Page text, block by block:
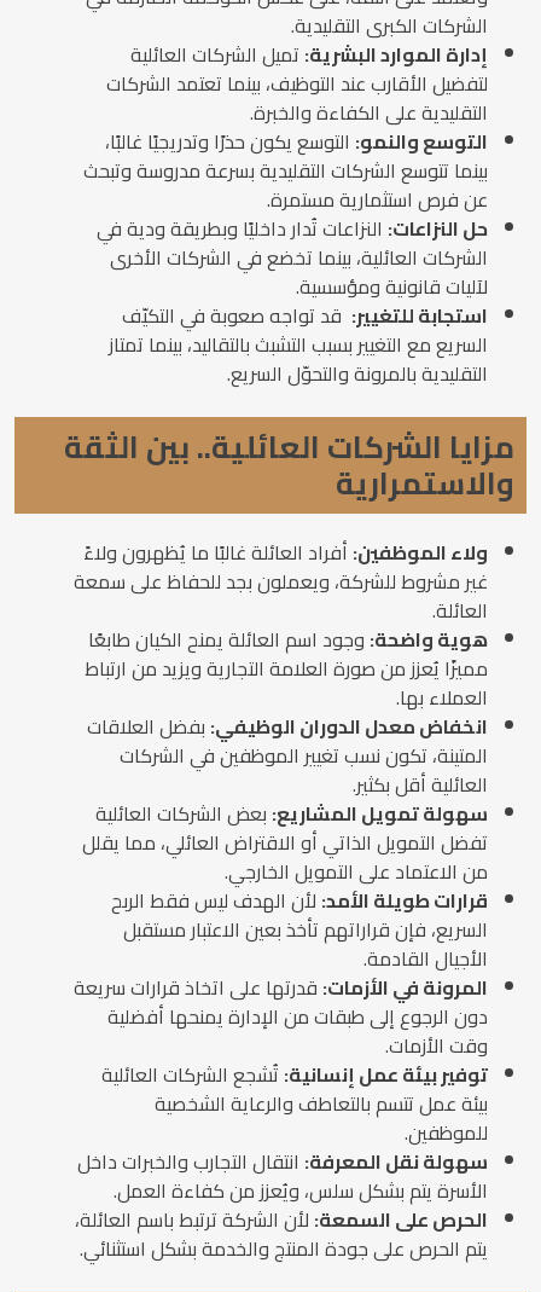
الشركات الكبرى التقليدية.
إدارة الموارد البشرية: تميل الشركات العائلية
لتفضيل الأقارب عند التوظيف، بينما تعتمد الشركات
التقليدية على الكفاءة والخبرة.
التوسع والنمو: التوسع يكون حذرًا وتدريجيًا غالبًا،
بينما تتوسع الشركات التقليدية بسرعة مدروسة وتبحث
عن فرص استثمارية مستمرة.
حل النزاعات: النزاعات تُدار داخليًا وبطريقة ودية في
الشركات العائلية، بينما تخضع في الشركات الأخرى
لآليات قانونية ومؤسسية.
استجابة للتغيير: قد تواجه صعوبة في التكيّف
السريع مع التغيير بسبب التشبث بالتقاليد، بينما تمتاز
التقليدية بالمرونة والتحوّل السريع.
مزايا الشركات العائلية.. بين الثقة
والاستمرارية
ولاء الموظفين: أفراد العائلة غالبًا ما يُظهرون ولاءً
غير مشروط للشركة، ويعملون بجد للحفاظ على سمعة
العائلة.
هوية واضحة: وجود اسم العائلة يمنح الكيان طابعًا
مميزًا يُعزز من صورة العلامة التجارية ويزيد من ارتباط
العملاء بها.
انخفاض معدل الدوران الوظيفي: بفضل العلاقات
المتينة، تكون نسب تغيير الموظفين في الشركات
العائلية أقل بكثير.
سهولة تمويل المشاريع: بعض الشركات العائلية
تفضل التمويل الذاتي أو الاقتراض العائلي، مما يقلل
من الاعتماد على التمويل الخارجي.
قرارات طويلة الأمد: لأن الهدف ليس فقط الربح
السريع، فإن قراراتهم تأخذ بعين الاعتبار مستقبل
الأجيال القادمة.
المرونة في الأزمات: قدرتها على اتخاذ قرارات سريعة
دون الرجوع إلى طبقات من الإدارة يمنحها أفضلية
وقت الأزمات.
توفير بيئة عمل إنسانية: تُشجع الشركات العائلية
بيئة عمل تتسم بالتعاطف والرعاية الشخصية
للموظفين.
سهولة نقل المعرفة: انتقال التجارب والخبرات داخل
الأسرة يتم بشكل سلس، ويُعزز من كفاءة العمل.
الحرص على السمعة: لأن الشركة ترتبط باسم العائلة،
يتم الحرص على جودة المنتج والخدمة بشكل استثنائي.